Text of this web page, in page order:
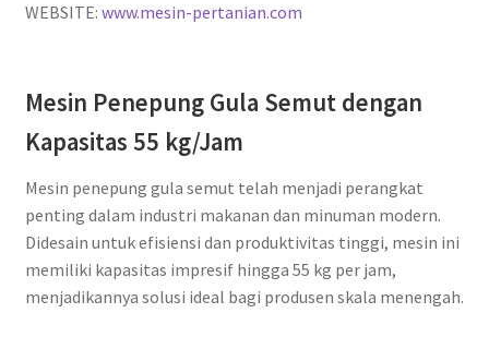
WEBSITE: www.mesin-pertanian.com
Mesin Penepung Gula Semut dengan
Kapasitas 55 kg/Jam
Mesin penepung gula semut telah menjadi perangkat
penting dalam industri makanan dan minuman modern.
Didesain untuk efisiensi dan produktivitas tinggi, mesin ini
memiliki kapasitas impresif hingga 55 kg per jam,
menjadikannya solusi ideal bagi produsen skala menengah.